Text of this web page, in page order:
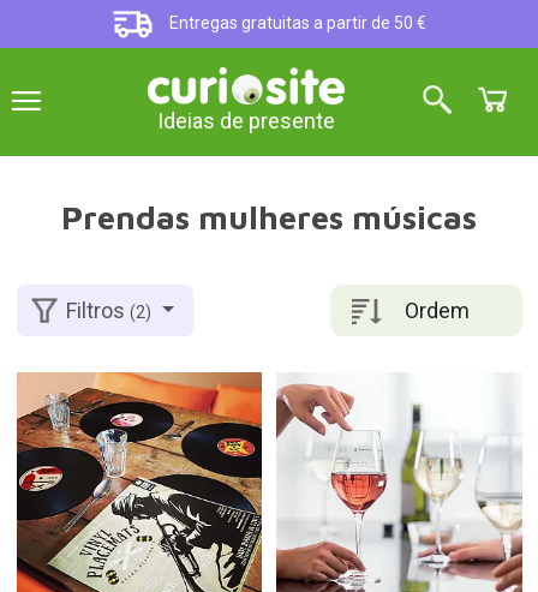
Entregas gratuitas a partir de 50 €
Ideias de presente
Prendas mulheres músicas
Ordem
Filtros(2)